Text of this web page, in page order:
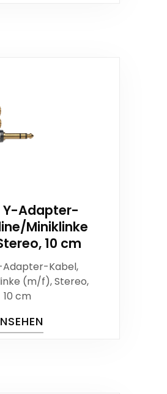
Y-Adapter-
Miniklinke
10 cm
Adapter-Kabel,
(m/f), Stereo,
10 cm